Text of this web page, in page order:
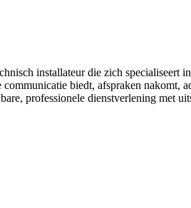
installateur die zich specialiseert
biedt, afspraken nakomt,
professionele dienstverlening met